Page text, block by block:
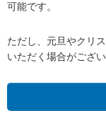
可能です。
ただし、元旦やクリ
いただく場合がござい